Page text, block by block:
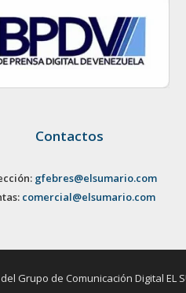
Contactos
gfebres@elsumario.com
comercial@elsumario.com
de Comunicación Digital EL